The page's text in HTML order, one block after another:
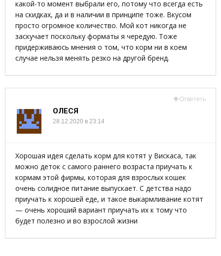
какой-то момент выбрали его, потому что всегда есть
на скидках, да и в наличии в принципе тоже. Вкусом
просто огромное количество. Мой кот никогда не
заскучает поскольку форматы я чередую. Тоже
придерживаюсь мнения о том, что корм ни в коем
случае нельзя менять резко на другой бренд.
Ответить
ОЛЕСЯ
28.12.2020 в 23:14
Хорошая идея сделать корм для котят у Вискаса, так
можно деток с самого раннего возраста приучать к
кормам этой фирмы, которая для взрослых кошек
очень солидное питание выпускает. С детства надо
приучать к хорошей еде, и такое выкармливание котят
— очень хороший вариант приучать их к тому что
будет полезно и во взрослой жизни